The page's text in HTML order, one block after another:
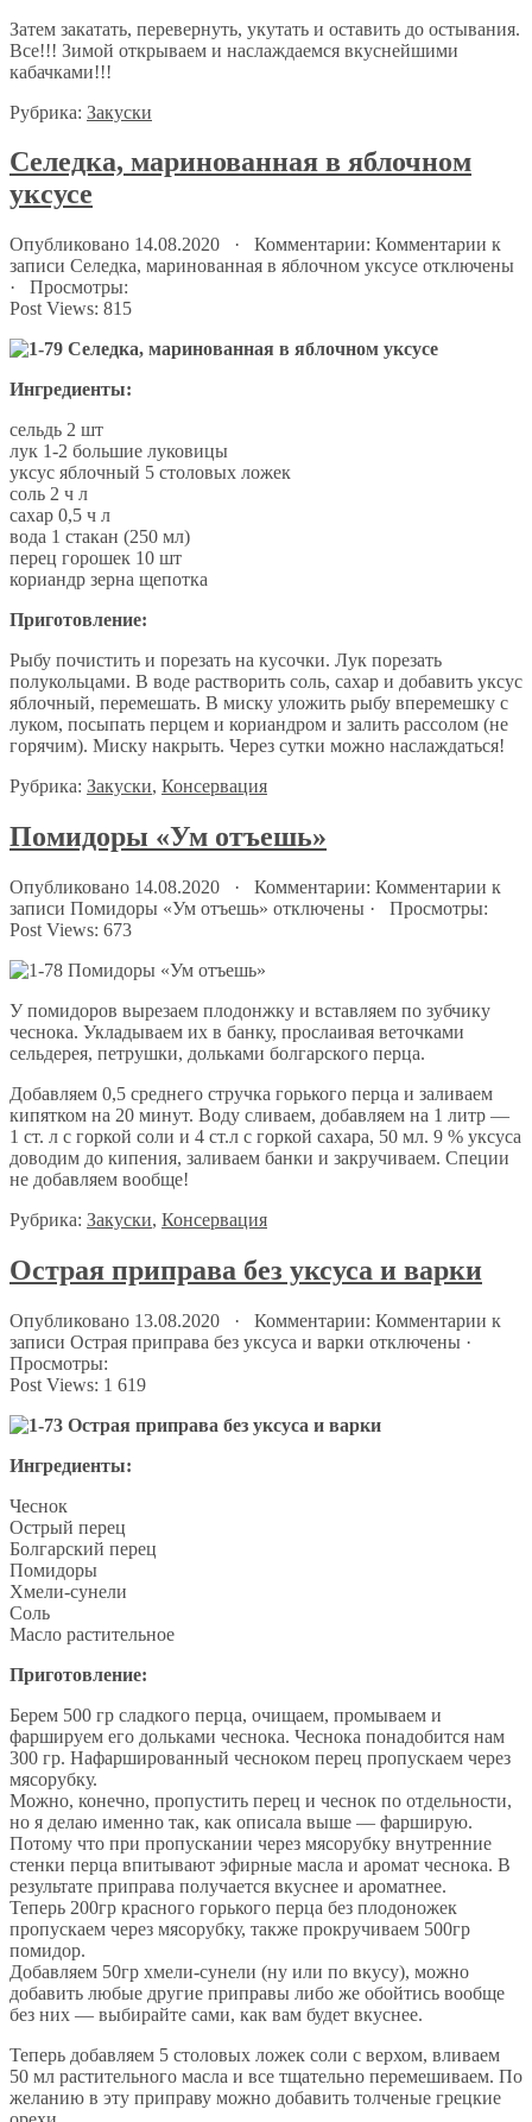
Затем закатать, перевернуть, укутать и оставить до остывания.
Все!!! Зимой открываем и наслаждаемся вкуснейшими
кабачками!!!
Рубрика: Закуски
Селедка, маринованная в яблочном
укcусе
Опубликовано 14.08.2020 · Комментарии: Комментарии к
записи Селедка, маринованная в яблочном укcусе отключены
· Просмотры:
Post Views: 815
Ингредиенты:
сельдь 2 шт
лук 1-2 большие луковицы
уксус яблочный 5 столовых ложек
соль 2 ч л
сахар 0,5 ч л
вода 1 стакан (250 мл)
перец горошек 10 шт
кориандр зерна щепотка
Приготовление:
Рыбу почистить и порезать на кусочки. Лук порезать
полукольцами. В воде растворить соль, сахар и добавить уксус
яблочный, перемешать. В миску уложить рыбу вперемешку с
луком, посыпать перцем и кориандром и залить рассолом (не
горячим). Миску накрыть. Через сутки можно наслаждаться!
Рубрика: Закуски, Консервация
Помидоры «Ум отъешь»
Опубликовано 14.08.2020 · Комментарии: Комментарии к
записи Помидоры «Ум отъешь» отключены · Просмотры:
Post Views: 673
У помидоров вырезаем плодонжку и вставляем по зубчику
чеснока. Укладываем их в банку, прослаивая веточками
сельдерея, петрушки, дольками болгарского перца.
Добавляем 0,5 среднего стручка горького перца и заливаем
кипятком на 20 минут. Воду сливаем, добавляем на 1 литр —
1 ст. л с горкой соли и 4 ст.л с горкой сахара, 50 мл. 9 % уксуса
доводим до кипения, заливаем банки и закручиваем. Специи
не добавляем вообще!
Рубрика: Закуски, Консервация
Острая приправа без уксуса и варки
Опубликовано 13.08.2020 · Комментарии: Комментарии к
записи Острая приправа без уксуса и варки отключены ·
Просмотры:
Post Views: 1 619
Ингредиенты:
Чеснок
Острый перец
Болгарский перец
Помидоры
Хмели-сунели
Соль
Масло растительное
Приготовление:
Берем 500 гр сладкого перца, очищаем, промываем и
фаршируем его дольками чеснока. Чеснока понадобится нам
300 гр. Нафаршированный чесноком перец пропускаем через
мясорубку.
Можно, конечно, пропустить перец и чеснок по отдельности,
но я делаю именно так, как описала выше — фарширую.
Потому что при пропускании через мясорубку внутренние
стенки перца впитывают эфирные масла и аромат чеснока. В
результате приправа получается вкуснее и ароматнее.
Теперь 200гр красного горького перца без плодоножек
пропускаем через мясорубку, также прокручиваем 500гр
помидор.
Добавляем 50гр хмели-сунели (ну или по вкусу), можно
добавить любые другие приправы либо же обойтись вообще
без них — выбирайте сами, как вам будет вкуснее.
Теперь добавляем 5 столовых ложек соли с верхом, вливаем
50 мл растительного масла и все тщательно перемешиваем. По
желанию в эту приправу можно добавить толченые грецкие